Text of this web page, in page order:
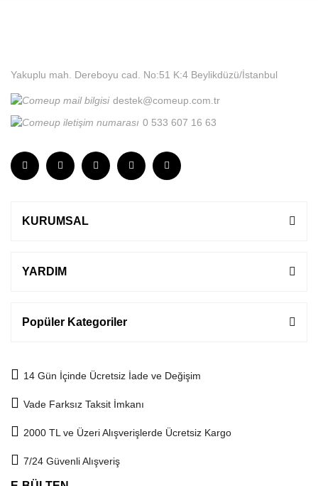
Yakuplu mah. Dereboyu cad. No:51 K:4 Beylikdüzü/İstanbul
destek@comeup.com.tr
0 533 607 16 63
KURUMSAL
YARDIM
Popüler Kategoriler
14 Gün İçinde Ücretsiz İade ve Değişim
Vade Farksız Taksit İmkanı
2000 TL ve Üzeri Alışverişlerde Ücretsiz Kargo
7/24 Güvenli Alışveriş